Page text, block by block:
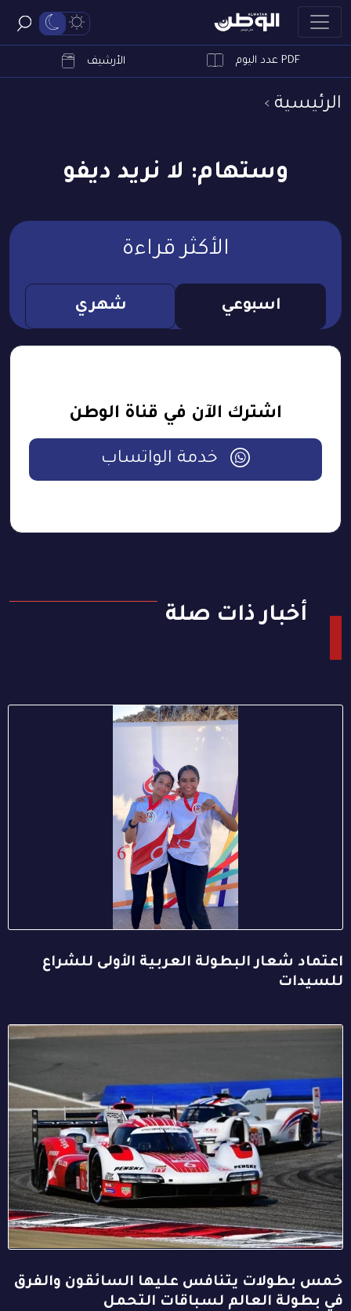
PDF عدد اليوم الأرشيف
الرئيسية
وستهام: لا نريد ديفو
الأكثر قراءة
اسبوعي شهري
اشترك الآن في قناة الوطن
خدمة الواتساب
أخبار ذات صلة
اعتماد شعار البطولة العربية الأولى للشراع
للسيدات
خمس بطولات يتنافس عليها السائقون والفرق
في بطولة العالم لسباقات التحمل